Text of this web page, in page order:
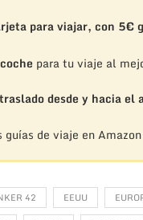
para viajar, con 5€
para tu viaje al
traslado desde y hacia el
guías de viaje en Amazon
42 EEUU